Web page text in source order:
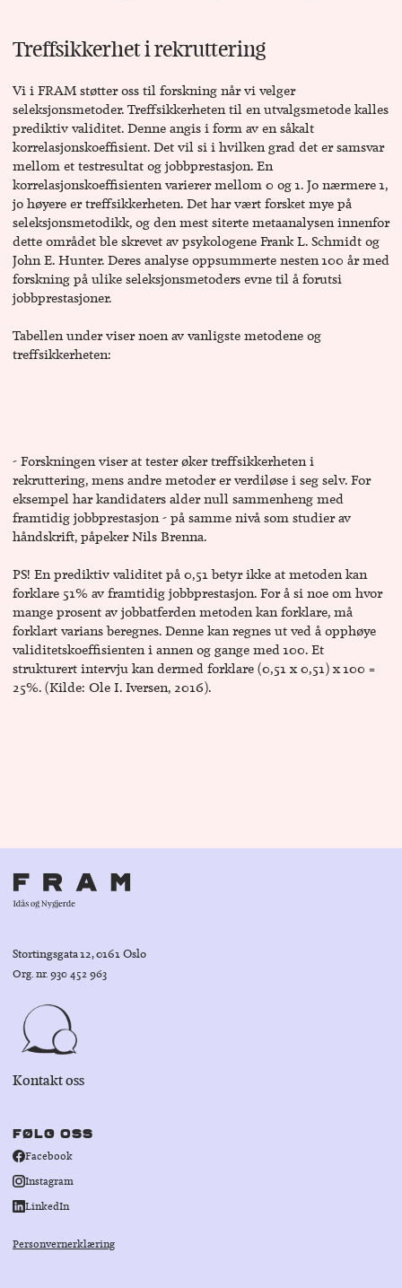
Treffsikkerhet i rekruttering
Vi i FRAM støtter oss til forskning når vi velger
seleksjonsmetoder. Treffsikkerheten til en utvalgsmetode kalles
prediktiv validitet. Denne angis i form av en såkalt
korrelasjonskoeffisient. Det vil si i hvilken grad det er samsvar
mellom et testresultat og jobbprestasjon. En
korrelasjonskoeffisienten varierer mellom 0 og 1. Jo nærmere 1,
jo høyere er treffsikkerheten. Det har vært forsket mye på
seleksjonsmetodikk, og den mest siterte metaanalysen innenfor
dette området ble skrevet av psykologene Frank L. Schmidt og
John E. Hunter. Deres analyse oppsummerte nesten 100 år med
forskning på ulike seleksjonsmetoders evne til å forutsi
jobbprestasjoner.
Tabellen under viser noen av vanligste metodene og
treffsikkerheten:
- Forskningen viser at tester øker treffsikkerheten i
rekruttering, mens andre metoder er verdiløse i seg selv. For
eksempel har kandidaters alder null sammenheng med
framtidig jobbprestasjon - på samme nivå som studier av
håndskrift, påpeker Nils Brenna.
PS! En prediktiv validitet på 0,51 betyr ikke at metoden kan
forklare 51% av framtidig jobbprestasjon. For å si noe om hvor
mange prosent av jobbatferden metoden kan forklare, må
forklart varians beregnes. Denne kan regnes ut ved å opphøye
validitetskoeffisienten i annen og gange med 100. Et
strukturert intervju kan dermed forklare (0,51 x 0,51) x 100 =
25%. (Kilde: Ole I. Iversen, 2016).
Stortingsgata 12, 0161 Oslo
Org. nr. 930 452 963
Kontakt oss
FØLG OSS
Facebook
Instagram
LinkedIn
Personvernerklæring